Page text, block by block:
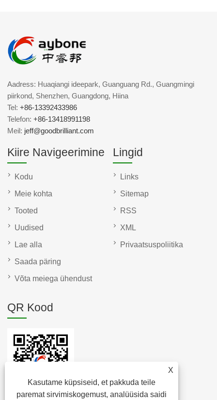
X
Kasutame küpsiseid, et pakkuda teile
paremat sirvimiskogemust, analüüsida saidi
Aadress: Huaqiangi ideepark, Guanguang Rd., Guangmingi
piirkond, Shenzhen, Guangdong, Hiina
Tel: +86-13392433986
Telefon: +86-13418991198
Meil: jeff@goodbrilliant.com
Kiire Navigeerimine
Kodu
Meie kohta
Tooted
Uudised
Lae alla
Saada päring
Võta meiega ühendust
Lingid
Links
Sitemap
RSS
XML
Privaatsuspoliitika
QR Kood